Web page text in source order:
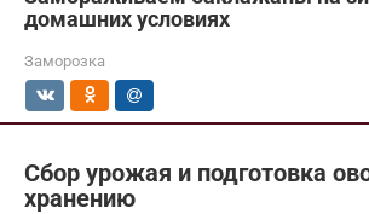
домашних условиях
Заморозка
Сбор урожая и подготовка
хранению